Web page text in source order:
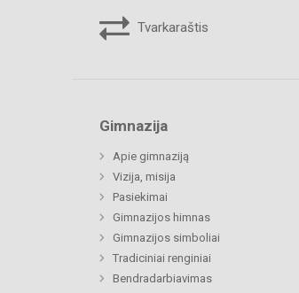
Tvarkaraštis
Gimnazija
Apie gimnaziją
Vizija, misija
Pasiekimai
Gimnazijos himnas
Gimnazijos simboliai
Tradiciniai renginiai
Bendradarbiavimas